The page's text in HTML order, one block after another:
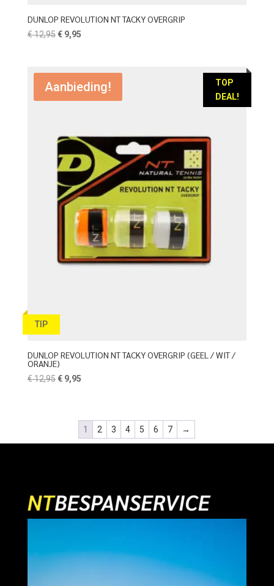
DUNLOP REVOLUTION NT TACKY OVERGRIP
€12,95 Oorspronkelijke
€ 12,95.
€9,95Huidige
€ 9,95.
TOP
DEAL!
TIP
Aanbieding!
DUNLOP REVOLUTION NT TACKY OVERGRIP (GEEL / WIT /
ORANJE)
€12,95 Oorspronkelijke
€ 12,95.
€9,95Huidige
€ 9,95.
1
2 3 4 5 6 7 →